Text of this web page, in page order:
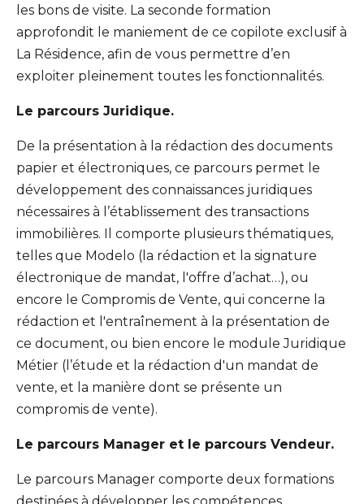
les bons de visite. La seconde formation
approfondit le maniement de ce copilote exclusif à
La Résidence, afin de vous permettre d’en
exploiter pleinement toutes les fonctionnalités.
Le parcours Juridique.
De la présentation à la rédaction des documents
papier et électroniques, ce parcours permet le
développement des connaissances juridiques
nécessaires à l’établissement des transactions
immobilières. Il comporte plusieurs thématiques,
telles que Modelo (la rédaction et la signature
électronique de mandat, l'offre d’achat…), ou
encore le Compromis de Vente, qui concerne la
rédaction et l'entraînement à la présentation de
ce document, ou bien encore le module Juridique
Métier (l’étude et la rédaction d'un mandat de
vente, et la manière dont se présente un
compromis de vente).
Le parcours Manager et le parcours Vendeur.
Le parcours Manager comporte deux formations